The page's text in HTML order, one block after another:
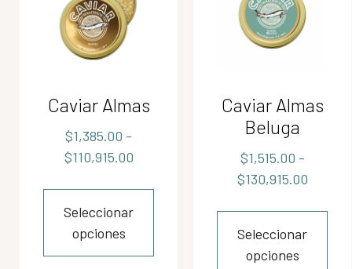
Caviar Almas
$1,385.00 -
$110,915.00
Seleccionar
opciones
Caviar Almas
Beluga
$1,515.00 -
$130,915.00
Seleccionar
opciones